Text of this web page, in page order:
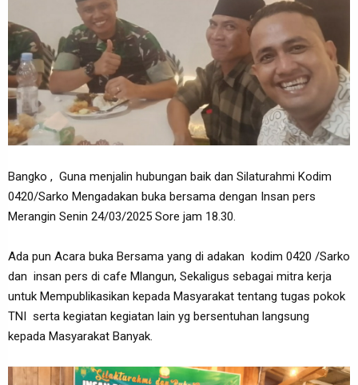
Bangko , Guna menjalin hubungan baik dan Silaturahmi Kodim
0420/Sarko Mengadakan buka bersama dengan Insan pers
Merangin Senin 24/03/2025 Sore jam 18.30.
Ada pun Acara buka Bersama yang di adakan kodim 0420 /Sarko
dan insan pers di cafe Mlangun, Sekaligus sebagai mitra kerja
untuk Mempublikasikan kepada Masyarakat tentang tugas pokok
TNI serta kegiatan kegiatan lain yg bersentuhan langsung
kepada Masyarakat Banyak.